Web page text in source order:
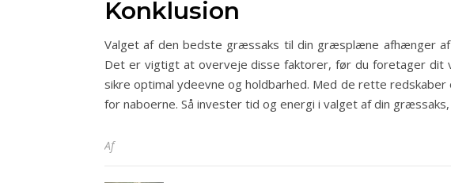
Konklusion
Valget af den bedste græssaks til din græsplæne afhænger
Det er vigtigt at overveje disse faktorer, før du foretager
sikre optimal ydeevne og holdbarhed. Med de rette
for naboerne. Så invester tid og energi i valget af din
Af